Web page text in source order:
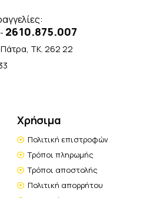
- 2610.875.007
TK. 262 22
Χρήσιμα
Πολιτική επιστροφών
Τρόποι πληρωμής
Τρόποι αποστολής
Πολιτική απορρήτου